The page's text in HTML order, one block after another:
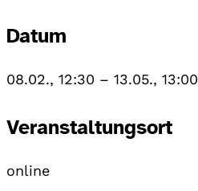
Datum
08.02., 12:30 – 13.05., 13:00
Veranstaltungsort
online